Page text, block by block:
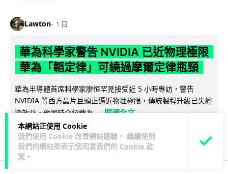
本網站正使用 Cookie
我們使用 Cookie 改善網站體驗。 繼續使用
我們的網站即表示您同意我們的 Cookie 政
策 。
Lawton 1 日
華為科學家警告 NVIDIA 已近物理極限
華為「韜定律」可繞過摩爾定律瓶頸
華為半導體首席科學家廖恒罕見接受近 5 小時專訪，警告
NVIDIA 等西方晶片巨頭正逼近物理極限，傳統製程升級已失經
濟效益。他同時介紹華為... 閱讀全文
1,580 599 ↗ 分享